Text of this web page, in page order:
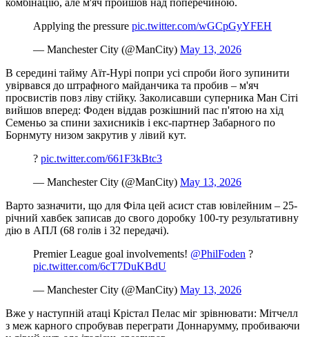
комбінацію, але м'яч пройшов над поперечиною.
Applying the pressure pic.twitter.com/wGCpGyYFEH
— Manchester City (@ManCity) May 13, 2026
В середині тайму Аїт-Нурі попри усі спроби його зупинити
увірвався до штрафного майданчика та пробив – м'яч
просвистів повз ліву стійку. Заколисавши суперника Ман Сіті
вийшов вперед: Фоден віддав розкішний пас п'ятою на хід
Семеньо за спини захисників і екс-партнер Забарного по
Борнмуту низом закрутив у лівий кут.
? pic.twitter.com/661F3kBtc3
— Manchester City (@ManCity) May 13, 2026
Варто зазначити, що для Філа цей асист став ювілейним – 25-
річний хавбек записав до свого доробку 100-ту результативну
дію в АПЛ (68 голів і 32 передачі).
Premier League goal involvements! @PhilFoden ?
pic.twitter.com/6cT7DuKBdU
— Manchester City (@ManCity) May 13, 2026
Вже у наступній атаці Крістал Пелас міг зрівнювати: Мітчелл
з меж карного спробував переграти Доннарумму, пробиваючи